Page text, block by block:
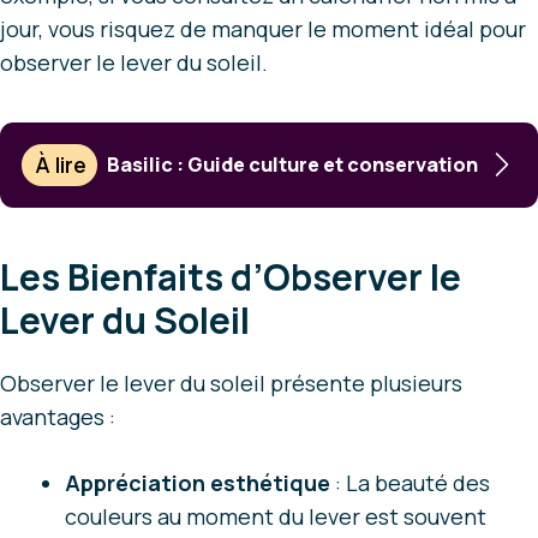
jour, vous risquez de manquer le moment idéal pour
observer le lever du soleil.
À lire Basilic : Guide culture et conservation
Les Bienfaits d’Observer le
Lever du Soleil
Observer le lever du soleil présente plusieurs
avantages :
Appréciation esthétique : La beauté des
couleurs au moment du lever est souvent